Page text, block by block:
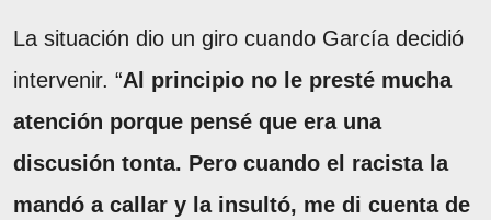
La situación dio un giro cuando García decidió
intervenir. “Al principio no le presté mucha
atención porque pensé que era una
discusión tonta. Pero cuando el racista la
mandó a callar y la insultó, me di cuenta de